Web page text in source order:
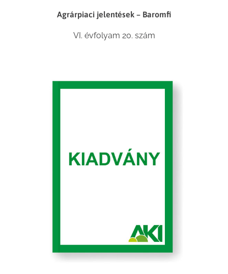
Agrárpiaci jelentések – Baromfi
VI. évfolyam 20. szám